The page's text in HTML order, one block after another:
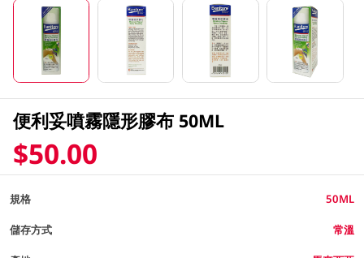
便利妥噴霧隱形膠布 50ML
$50.00
規格 50ML
儲存方式 常溫